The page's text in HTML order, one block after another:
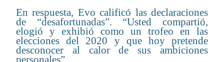
En respuesta, Evo calificó las declaraciones
de “desafortunadas”. “Usted compartió,
elogió y exhibió como un trofeo en las
elecciones del 2020 y que hoy pretende
desconocer al calor de sus ambiciones
personales”.